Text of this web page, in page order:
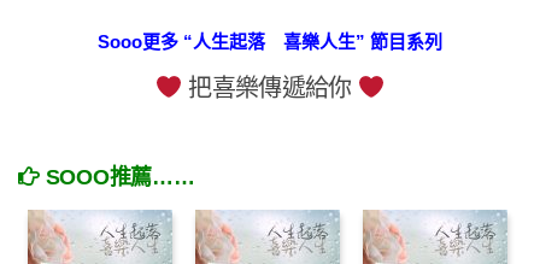
Sooo更多 “人生起落 喜樂人生” 節目系列
把喜樂傳遞給你
SOOO推薦……